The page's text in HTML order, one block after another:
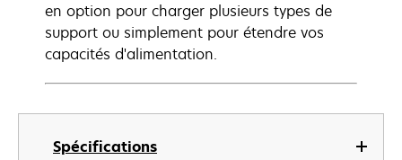
Spécifications
en option pour charger plusieurs types de
support ou simplement pour étendre vos
capacités d'alimentation.